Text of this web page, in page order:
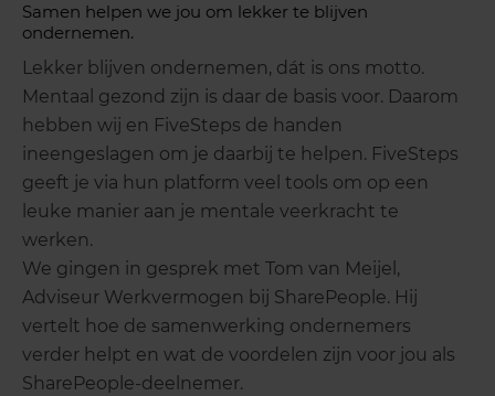
Samen helpen we jou om lekker te blijven
ondernemen.
Lekker blijven ondernemen, dát is ons motto.
Mentaal gezond zijn is daar de basis voor. Daarom
hebben wij en FiveSteps de handen
ineengeslagen om je daarbij te helpen. FiveSteps
geeft je via hun platform veel tools om op een
leuke manier aan je mentale veerkracht te
werken.
We gingen in gesprek met Tom van Meijel,
Adviseur Werkvermogen bij SharePeople. Hij
vertelt hoe de samenwerking ondernemers
verder helpt en wat de voordelen zijn voor jou als
SharePeople-deelnemer.